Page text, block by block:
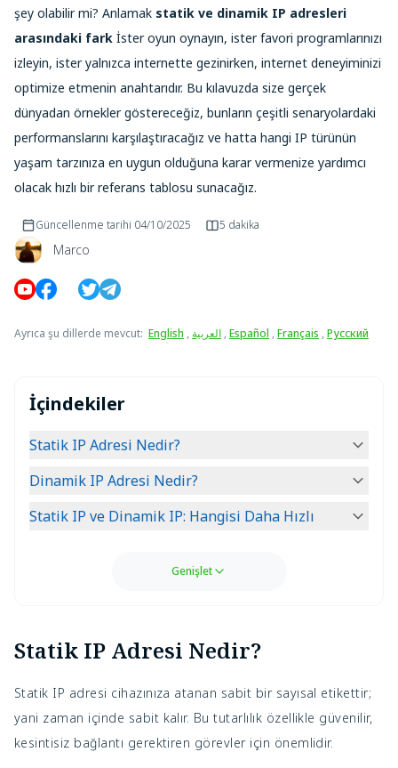
şey olabilir mi? Anlamak statik ve dinamik IP adresleri
arasındaki fark İster oyun oynayın, ister favori programlarınızı
izleyin, ister yalnızca internette gezinirken, internet deneyiminizi
optimize etmenin anahtarıdır. Bu kılavuzda size gerçek
dünyadan örnekler göstereceğiz, bunların çeşitli senaryolardaki
performanslarını karşılaştıracağız ve hatta hangi IP türünün
yaşam tarzınıza en uygun olduğuna karar vermenize yardımcı
olacak hızlı bir referans tablosu sunacağız.
Marco
Güncellenme tarihi 04/10/2025 5 dakika
Ayrıca şu dillerde mevcut: English , العربية ,Español ,Français ,Русский
İçindekiler
Statik IP Adresi Nedir?
Dinamik IP Adresi Nedir?
Statik IP ve Dinamik IP: Hangisi Daha Hızlı
Genişlet
Statik IP Adresi Nedir?
Statik IP adresi cihazınıza atanan sabit bir sayısal etikettir;
yani zaman içinde sabit kalır. Bu tutarlılık özellikle güvenilir,
kesintisiz bağlantı gerektiren görevler için önemlidir.